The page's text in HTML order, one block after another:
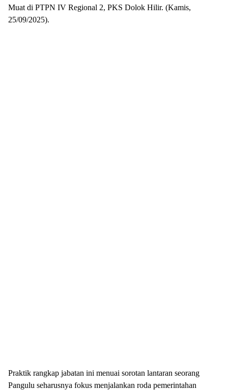
Muat di PTPN IV Regional 2, PKS Dolok Hilir. (Kamis,
25/09/2025).
Praktik rangkap jabatan ini menuai sorotan lantaran seorang
Pangulu seharusnya fokus menjalankan roda pemerintahan